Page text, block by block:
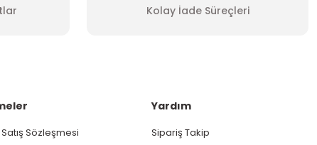
Kolay İade Süreçleri
Sözleşmesi
Yardım
Sipariş Takip